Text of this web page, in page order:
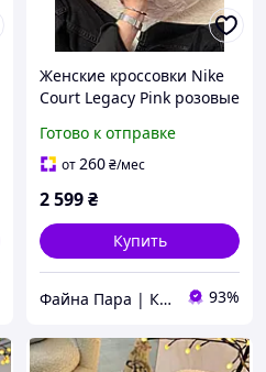
Женские кроссовки Nike
Court Legacy Pink розовые
удобные комфортные
повседневные, 36-41
Готово к отправке
от260₴/мес
2 599₴
Купить
Файна Пара | Кросівки 93%